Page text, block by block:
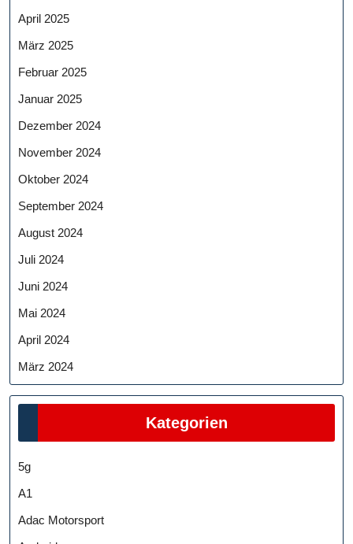
April 2025
März 2025
Februar 2025
Januar 2025
Dezember 2024
November 2024
Oktober 2024
September 2024
August 2024
Juli 2024
Juni 2024
Mai 2024
April 2024
März 2024
Kategorien
5g
A1
Adac Motorsport